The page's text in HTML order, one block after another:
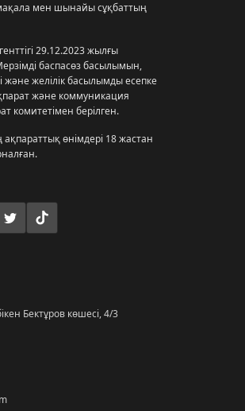
мен шынайы сұқбаттың
29.12.2023 жылғы
баспасөз басылымын,
және желілік басылымды есепке
және коммуникация
комитетімен берілген.
ақпараттық өнімдері 18 жастан
Бектұров көшесі, 4/3